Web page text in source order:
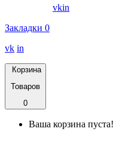
vkin
Закладки 0
vk in
Корзина
Товаров
0
Ваша корзина пуста!